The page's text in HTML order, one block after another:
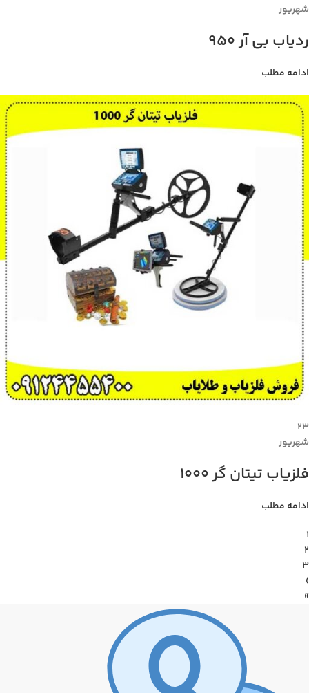
شهریور
ردیاب بی آر 950
ادامه مطلب
۲۳
شهریور
فلزیاب تیتان گر 1000
ادامه مطلب
1
2
3
›
»